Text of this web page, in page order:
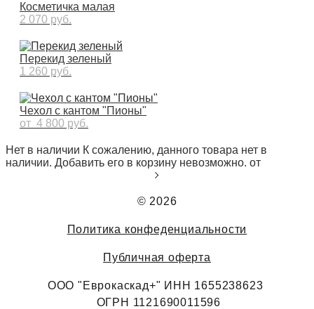
Косметичка малая
2 070 pуб.
Перекид зеленый
1 260 pуб.
Чехол с кантом "Пионы"
от 4 800 pуб.
Нет в наличии К сожалению, данного товара нет в
наличии. Добавить его в корзину невозможно. от
© 2026
Политика конфеденциальности
Публичная оферта
ООО "Еврокаскад+" ИНН 1655238623
ОГРН 1121690011596